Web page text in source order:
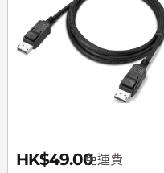
HK$49.00免運費